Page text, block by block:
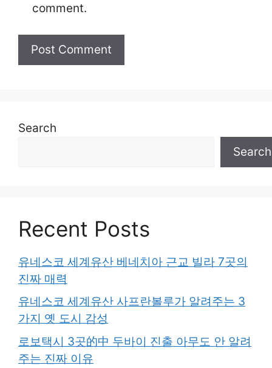
comment.
Search
Search
Recent Posts
유네스코 세계유산 베네치아 근교 빌라 7곳의
진짜 매력
유네스코 세계유산 사프란볼루가 알려주는 3
가지 옛 도시 감성
로보택시 3곳的中 두바이 진출 아무도 안 알려
주는 진짜 이유